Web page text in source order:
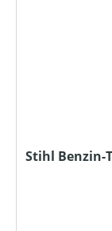
Stihl Benzin-